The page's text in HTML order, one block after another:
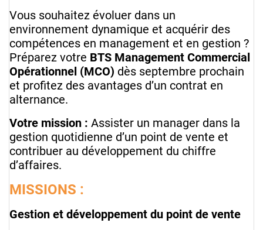
Vous souhaitez évoluer dans un
environnement dynamique et acquérir des
compétences en management et en gestion ?
Préparez votre BTS Management Commercial
Opérationnel (MCO) dès septembre prochain
et profitez des avantages d’un contrat en
alternance.
Votre mission : Assister un manager dans la
gestion quotidienne d’un point de vente et
contribuer au développement du chiffre
d’affaires.
MISSIONS :
Gestion et développement du point de vente